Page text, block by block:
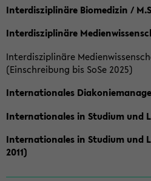
Interdisziplinäre Biomedizin /
Interdisziplinäre
Interdisziplinäre
(Einschreibung bis SoSe 2025)
Internationales
Internationales in Studium und
Internationales in Studium und
2011)